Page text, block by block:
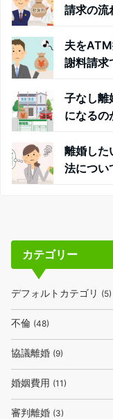
請求の流
夫を
謝料請求
子なし離
になるの
離婚した
法につい
カテゴリー
デフォルトカテゴリ (5)
不倫 (48)
協議離婚 (9)
婚姻費用 (11)
審判離婚 (3)